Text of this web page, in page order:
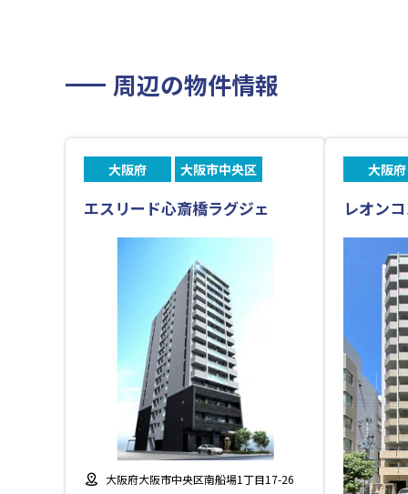
周辺の物件情報
大阪府 大阪市中央区
エスリード心斎橋ラグジェ
大阪府大阪市中央区南船場1丁目17-26
大阪府
レオン